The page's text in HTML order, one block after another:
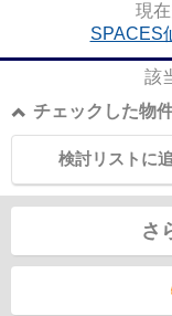
現
SPACES
該
チェックした物
検討リストに
さ